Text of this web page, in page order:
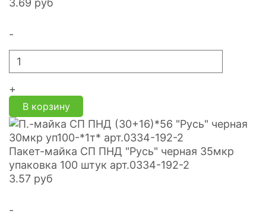
3.69 руб
-
+
В корзину
Пакет-майка СП ПНД "Русь" черная 35мкр
упаковка 100 штук арт.0334-192-2
3.57 руб
-